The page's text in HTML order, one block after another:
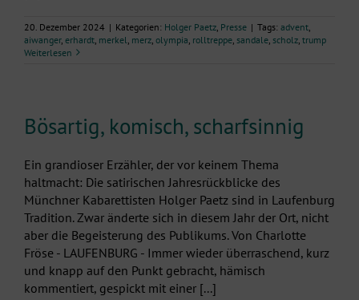
20. Dezember 2024 | Kategorien: Holger Paetz Presse | Tags: advent
aiwanger, erhardt merkel merz olympia rolltreppe sandale scholz trump
Weiterlesen
Bösartig, komisch, scharfsinnig
Ein grandioser Erzähler, der vor keinem Thema
haltmacht: Die satirischen Jahresrückblicke des
Münchner Kabarettisten Holger Paetz sind in Laufenburg
Tradition. Zwar änderte sich in diesem Jahr der Ort, nicht
aber die Begeisterung des Publikums. Von Charlotte
Fröse - LAUFENBURG - Immer wieder überraschend, kurz
und knapp auf den Punkt gebracht, hämisch
kommentiert, gespickt mit einer [...]